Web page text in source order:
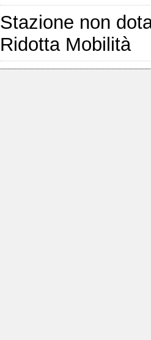
Stazione non
Ridotta Mobilità